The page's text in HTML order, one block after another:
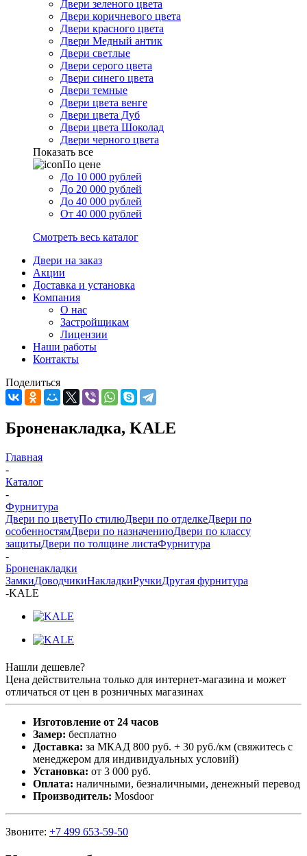
Двери зеленого цвета
Двери коричневого цвета
Двери красного цвета
Двери Медный антик
Двери светлые
Двери серого цвета
Двери синего цвета
Двери темные
Двери цвета венге
Двери цвета Дуб
Двери цвета Шоколад
Двери черного цвета
Показать все
По цене
До 10 000 рублей
До 20 000 рублей
До 40 000 рублей
От 40 000 рублей
Смотреть весь каталог
Двери на заказ
Акции
Доставка и установка
Компания
О нас
Застройщикам
Лицензии
Наши работы
Контакты
Поделиться
Броненакладка, KALE
Главная
-
Каталог
-
Фурнитура
Двери по цветуПо стилюДвери по отделкеДвери по
особенностямДвери по назначениюДвери по классу
защитыДвери по толщине листаФурнитура
-
Броненакладки
ЗамкиДоводчикиНакладкиРучкиДругая фурнитура
-KALE
Нашли дешевле?
Цена действительна только для интернет-магазина и может
отличаться от цен в розничных магазинах
Изготовление от 24 часов
Замер: бесплатно
Доставка: за МКАД 800 руб. + 30 руб./км (свяжитесь с
менеджером для индивидуальных условий)
Установка: от 3 000 руб.
Оплата: наличными, безналичными, денежный перевод
Производитель: Mosdoor
Звоните: +7 499 653-59-50